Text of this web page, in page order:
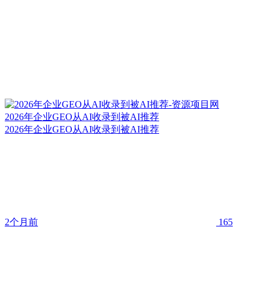
2026年企业GEO从AI收录到被AI推荐
2026年企业GEO从AI收录到被AI推荐
2个月前 165